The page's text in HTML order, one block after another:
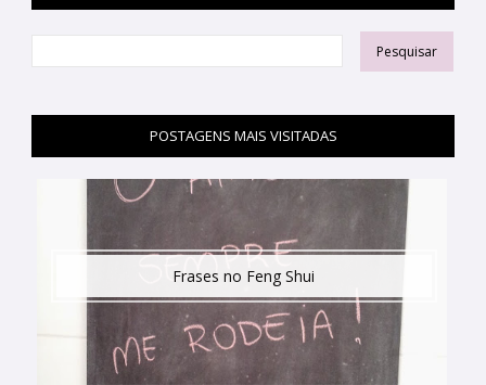
POSTAGENS MAIS VISITADAS
Frases no Feng Shui